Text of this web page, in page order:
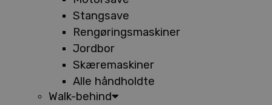
Stangsave
Rengøringsmaskiner
Jordbor
Skæremaskiner
Alle håndholdte
Walk-behind